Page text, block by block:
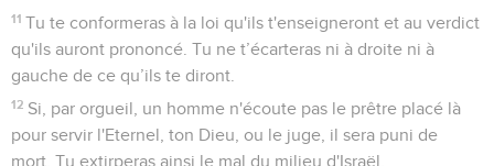
11 Tu te conformeras à la loi qu'ils t'enseigneront et au verdict
qu'ils auront prononcé. Tu ne t’écarteras ni à droite ni à
gauche de ce qu’ils te diront.
12 Si, par orgueil, un homme n'écoute pas le prêtre placé là
pour servir l'Eternel, ton Dieu, ou le juge, il sera puni de
mort. Tu extirperas ainsi le mal du milieu d'Israël,